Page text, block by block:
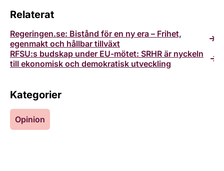
Relaterat
Regeringen.se: Bistånd för en ny era – Frihet,
egenmakt och hållbar tillväxt
RFSU:s budskap under EU-mötet: SRHR är nyckeln
till ekonomisk och demokratisk utveckling
Kategorier
Opinion